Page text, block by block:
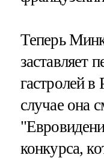
Теперь
заставляет
гастролей в
случае она
конкурса,